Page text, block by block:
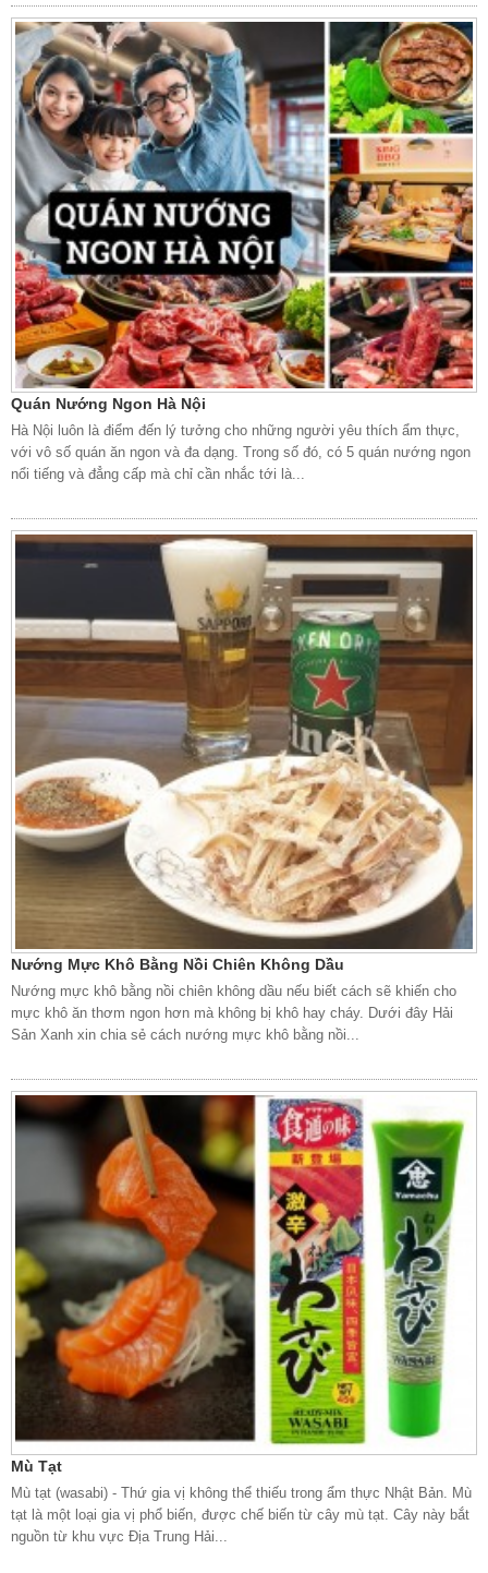
Quán Nướng Ngon Hà Nội
Hà Nội luôn là điểm đến lý tưởng cho những người yêu thích ẩm thực,
với vô số quán ăn ngon và đa dạng. Trong số đó, có 5 quán nướng ngon
nổi tiếng và đẳng cấp mà chỉ cần nhắc tới là...
Nướng Mực Khô Bằng Nồi Chiên Không Dầu
Nướng mực khô bằng nồi chiên không dầu nếu biết cách sẽ khiến cho
mực khô ăn thơm ngon hơn mà không bị khô hay cháy. Dưới đây Hải
Sản Xanh xin chia sẻ cách nướng mực khô bằng nồi...
Mù Tạt
Mù tạt (wasabi) - Thứ gia vị không thể thiếu trong ẩm thực Nhật Bản. Mù
tạt là một loại gia vị phổ biến, được chế biến từ cây mù tạt. Cây này bắt
nguồn từ khu vực Địa Trung Hải...